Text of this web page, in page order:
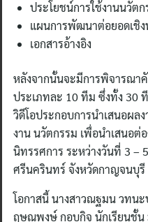
ประโยชน์การใช้งานนวัต
แผนการพัฒนาต่อยอดเชิ
เอกสารอ้างอิง
หลังจากนั้นจะมีการพิจารณา
ประเภทละ 10 ทีม ซึ่งทั้ง 30
วิดีโอประกอบการนำเสนอผล
งาน นวัตกรรม เพื่อนำเสนอ
นิทรรศการ ระหว่างวันที่ 3 –
ศรีนครินทร์ จังหวัดกาญจนบุรี
โอกาสนี้ นางสาวณฐมน วทน
ฤษณพงษ์ กอบกิจ นักเรียนชั้